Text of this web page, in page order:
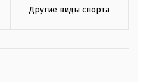
Другие виды спорта